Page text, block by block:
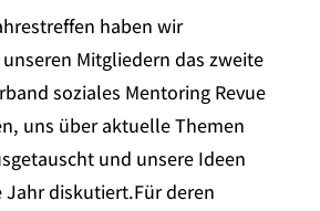
haben wir
Mitgliedern das zweite
soziales Mentoring Revue
uns über aktuelle Themen
und unsere Ideen
Jahr diskutiert.Für deren